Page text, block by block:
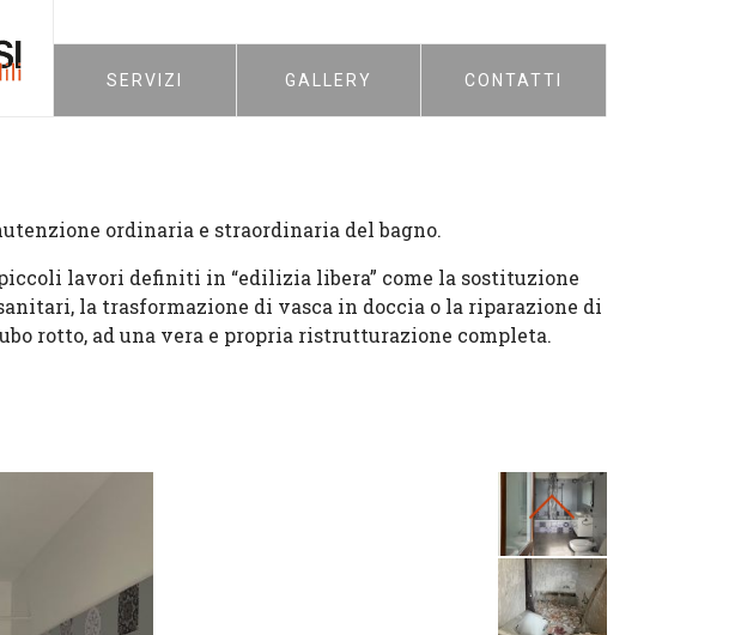
SERVIZI GALLERY CONTATTI
ordinaria e straordinaria del bagno.
lavori definiti in “edilizia libera” come la sostituzione
la trasformazione di vasca in doccia o la riparazione di
rotto, ad una vera e propria ristrutturazione completa.